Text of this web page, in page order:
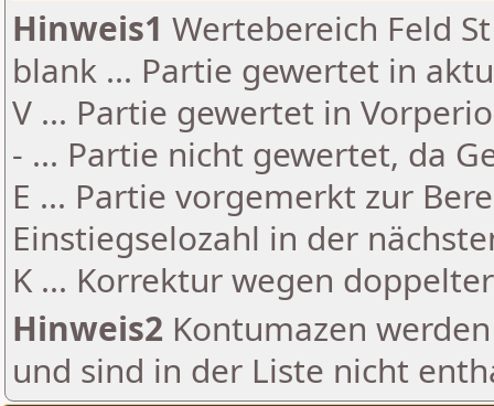
Hinweis1 Wertebereich Feld
blank ... Partie gewertet in
V ... Partie gewertet in
- ... Partie nicht gewertet, da
E ... Partie vorgemerkt zur
Einstiegselozahl in der
K ... Korrektur wegen
Hinweis2 Kontumazen
und sind in der Liste nicht